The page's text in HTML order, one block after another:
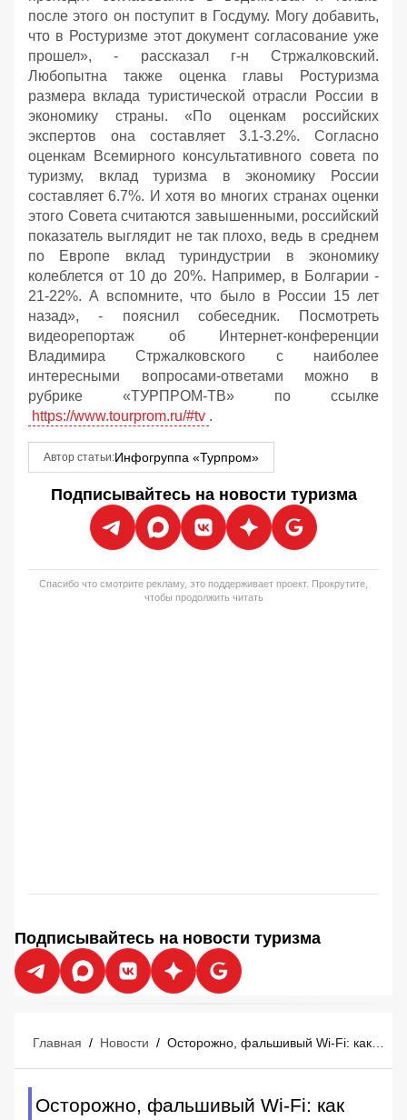
после этого он поступит в Госдуму. Могу добавить,
что в Ростуризме этот документ согласование уже
прошел», - рассказал г-н Стржалковский.
Любопытна также оценка главы Ростуризма
размера вклада туристической отрасли России в
экономику страны. «По оценкам российских
экспертов она составляет 3.1-3.2%. Согласно
оценкам Всемирного консультативного совета по
туризму, вклад туризма в экономику России
составляет 6.7%. И хотя во многих странах оценки
этого Совета считаются завышенными, российский
показатель выглядит не так плохо, ведь в среднем
по Европе вклад туриндустрии в экономику
колеблется от 10 до 20%. Например, в Болгарии -
21-22%. А вспомните, что было в России 15 лет
назад», - пояснил собеседник. Посмотреть
видеорепортаж об Интернет-конференции
Владимира Стржалковского с наиболее
интересными вопросами-ответами можно в
рубрике «ТУРПРОМ-ТВ» по ссылке
https://www.tourprom.ru/#tv .
Автор статьи:Инфогруппа «Турпром»
Подписывайтесь на новости туризма
Спасибо что смотрите рекламу, это поддерживает проект. Прокрутите,
чтобы продолжить читать
Подписывайтесь на новости туризма
Главная / Новости /
Осторожно, фальшивый Wi-Fi: как